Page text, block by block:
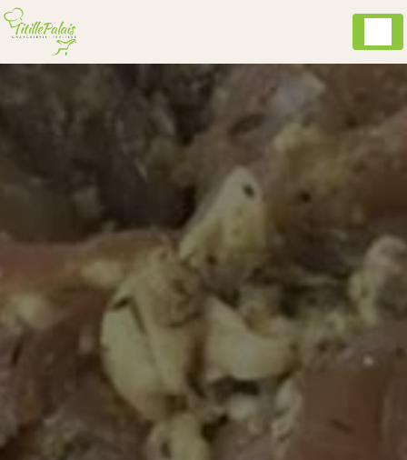
Panneau de gestion des cookies